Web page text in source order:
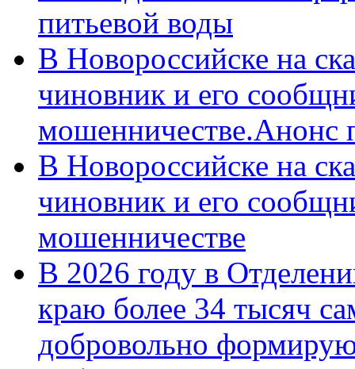
питьевой воды
В Новороссийске на
чиновник и его
мошенничестве.Анонс
В Новороссийске на
чиновник и его
мошенничестве
В 2026 году в
краю более 34 тысяч
добровольно